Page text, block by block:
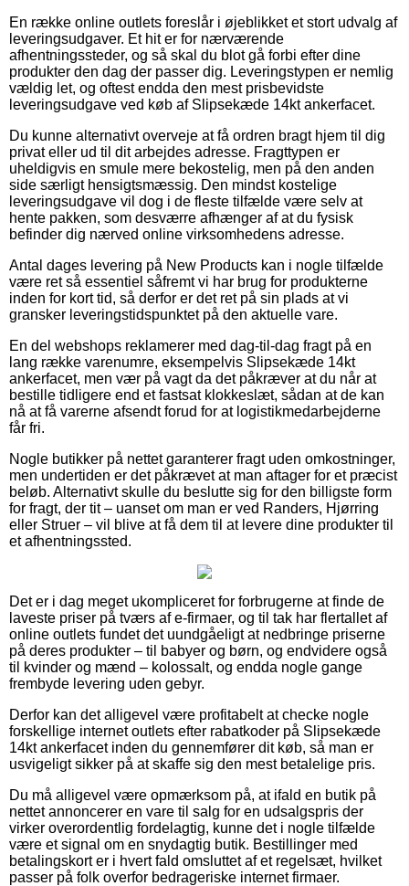
En række online outlets foreslår i øjeblikket et stort udvalg af
leveringsudgaver. Et hit er for nærværende
afhentningssteder, og så skal du blot gå forbi efter dine
produkter den dag der passer dig. Leveringstypen er nemlig
vældig let, og oftest endda den mest prisbevidste
leveringsudgave ved køb af Slipsekæde 14kt ankerfacet.
Du kunne alternativt overveje at få ordren bragt hjem til dig
privat eller ud til dit arbejdes adresse. Fragttypen er
uheldigvis en smule mere bekostelig, men på den anden
side særligt hensigtsmæssig. Den mindst kostelige
leveringsudgave vil dog i de fleste tilfælde være selv at
hente pakken, som desværre afhænger af at du fysisk
befinder dig nærved online virksomhedens adresse.
Antal dages levering på New Products kan i nogle tilfælde
være ret så essentiel såfremt vi har brug for produkterne
inden for kort tid, så derfor er det ret på sin plads at vi
gransker leveringstidspunktet på den aktuelle vare.
En del webshops reklamerer med dag-til-dag fragt på en
lang række varenumre, eksempelvis Slipsekæde 14kt
ankerfacet, men vær på vagt da det påkræver at du når at
bestille tidligere end et fastsat klokkeslæt, sådan at de kan
nå at få varerne afsendt forud for at logistikmedarbejderne
får fri.
Nogle butikker på nettet garanterer fragt uden omkostninger,
men undertiden er det påkrævet at man aftager for et præcist
beløb. Alternativt skulle du beslutte sig for den billigste form
for fragt, der tit – uanset om man er ved Randers, Hjørring
eller Struer – vil blive at få dem til at levere dine produkter til
et afhentningssted.
Det er i dag meget ukompliceret for forbrugerne at finde de
laveste priser på tværs af e-firmaer, og til tak har flertallet af
online outlets fundet det uundgåeligt at nedbringe priserne
på deres produkter – til babyer og børn, og endvidere også
til kvinder og mænd – kolossalt, og endda nogle gange
frembyde levering uden gebyr.
Derfor kan det alligevel være profitabelt at checke nogle
forskellige internet outlets efter rabatkoder på Slipsekæde
14kt ankerfacet inden du gennemfører dit køb, så man er
usvigeligt sikker på at skaffe sig den mest betalelige pris.
Du må alligevel være opmærksom på, at ifald en butik på
nettet annoncerer en vare til salg for en udsalgspris der
virker overordentlig fordelagtig, kunne det i nogle tilfælde
være et signal om en snydagtig butik. Bestillinger med
betalingskort er i hvert fald omsluttet af et regelsæt, hvilket
passer på folk overfor bedrageriske internet firmaer.